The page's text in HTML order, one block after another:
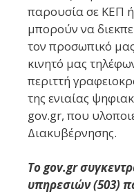
παρουσία σε ΚΕΠ
μπορούν να
τον προσωπικό
κινητό μας
περιττή
της ενιαίας
gov.gr, που
Διακυβέρνησης.
Το gov.gr
υπηρεσιών (503)